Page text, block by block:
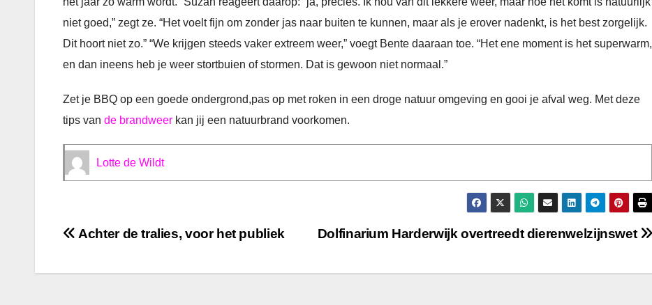
niet goed,” zegt ze. “Het voelt fijn om zonder jas naar buiten te kunnen, maar als je erover nadenkt, is het best zorgelijk.
Dit hoort niet zo.” “We krijgen steeds vaker extreem weer,” voegt Bente daaraan toe. “Het ene moment is het superwarm,
en dan ineens heb je weer stortbuien of stormen. Dat is gewoon niet normaal.”
Zet je BBQ op een goede ondergrond,pas op met roken in een droge natuur omgeving en gooi je afval weg. Met deze
tips van de brandweer kan jij een natuurbrand voorkomen.
Lotte de Wildt
Bericht
navigatie
Dolfinarium Harderwijk overtreedt dierenwelzijnswet
Achter de tralies, voor het publiek